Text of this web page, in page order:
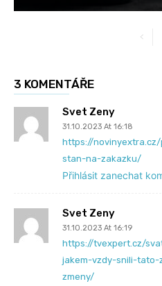
3 KOMENTÁŘE
Svet Zeny
31.10.2023 At 16:18
https://
stan-na-zakazku/
Přihlásit zanechat
Svet Zeny
31.10.2023 At 16:19
https://tvexpert.cz/
jakem-vzdy-snili-
zmeny/